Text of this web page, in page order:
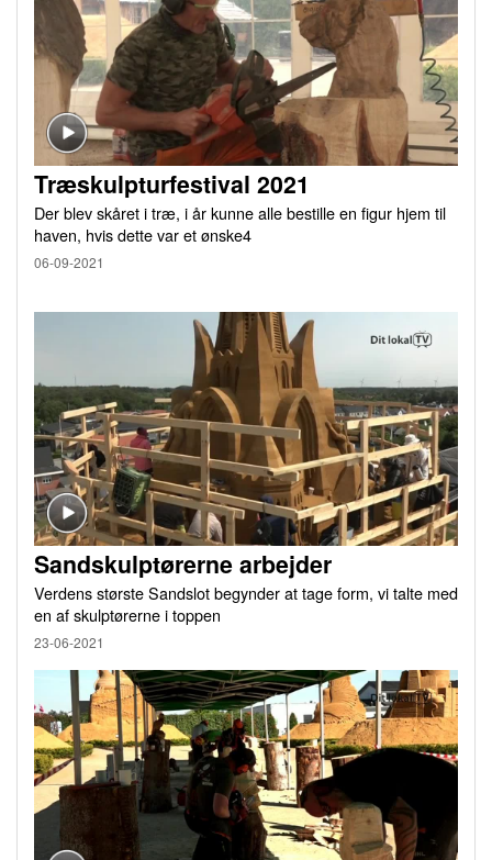
Træskulpturfestival 2021
Der blev skåret i træ, i år kunne alle bestille en figur hjem til
haven, hvis dette var et ønske4
06-09-2021
Sandskulptørerne arbejder
Verdens største Sandslot begynder at tage form, vi talte med
en af skulptørerne i toppen
23-06-2021